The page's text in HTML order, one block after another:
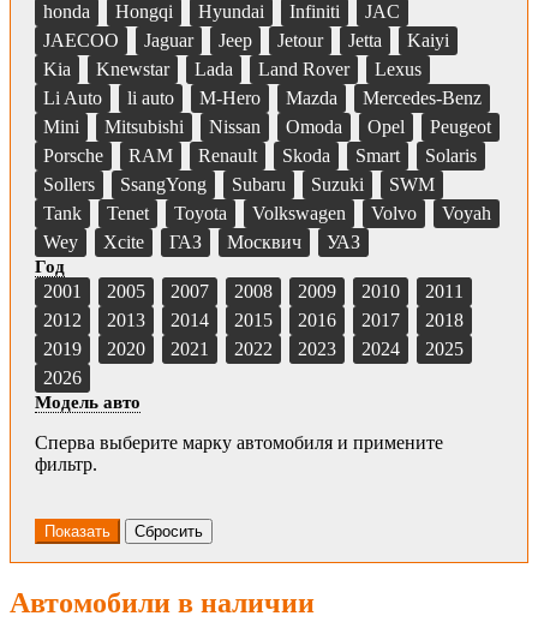
honda
Hongqi Hyundai Infiniti
JAC
JAECOO
Jaguar Jeep Jetour Jetta
Kaiyi
Kia
Knewstar Lada Land Rover
Lexus
Li Auto
li auto M-Hero Mazda
Mercedes-Benz
Mini
Mitsubishi Nissan Omoda Opel
Peugeot
Porsche
RAM Renault Skoda Smart
Solaris
Sollers
SsangYong Subaru Suzuki
SWM
Tank
Tenet Toyota Volkswagen Volvo
Voyah
Wey
Xcite ГАЗ Москвич УАЗ
Год
2001 2005 2007 2008 2009 2010
2011
2012
2013 2014 2015 2016 2017
2018
2019
2020 2021 2022 2023 2024
2025
2026
Модель авто
Сперва выберите марку автомобиля и примените
фильтр.
Автомобили в наличии